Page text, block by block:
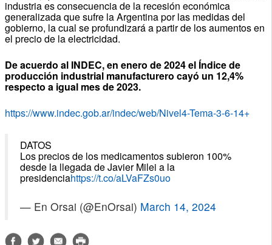
industria es consecuencia de la recesión económica
generalizada que sufre la Argentina por las medidas del
gobierno, la cual se profundizará a partir de los aumentos en
el precio de la electricidad.
De acuerdo al INDEC, en enero de 2024 el Índice de
producción industrial manufacturero cayó un 12,4%
respecto a igual mes de 2023.
https://www.indec.gob.ar/indec/web/Nivel4-Tema-3-6-14+
DATOS
Los precios de los medicamentos subieron 100%
desde la llegada de Javier Milei a la
presidenciahttps://t.co/aLVaFZs0uo
— En Orsai (@EnOrsai) March 14, 2024